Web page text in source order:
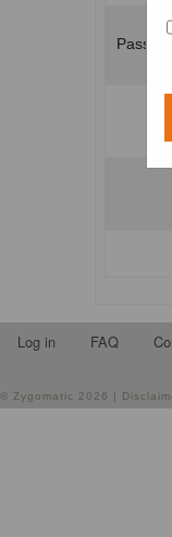
Log in FAQ
© Zygomatic 2026 |